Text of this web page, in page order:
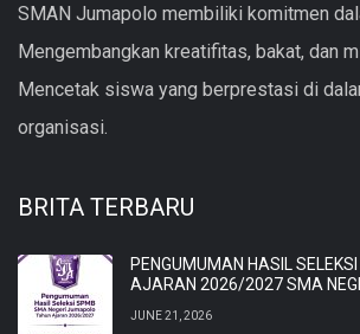
SMAN Jumapolo membiliki komitmen
Mengembangkan kreatifitas, bakat, dan
Mencetak siswa yang berprestasi di
organisasi.
BRITA TERBARU
PENGUMUMAN HASIL
AJARAN 2026/2027 SMA
JUNE 21, 2026